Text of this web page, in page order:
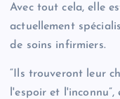
Avec tout cela, elle
actuellement
de soins infirmiers.
“Ils trouveront leur
l'espoir et